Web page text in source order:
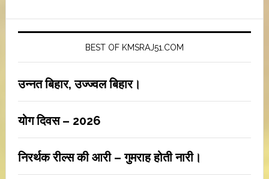
BEST OF KMSRAJ51.COM
उन्नत बिहार, उज्ज्वल बिहार।
योग दिवस – 2026
निरर्थक रील्स की आरी – गुमराह होती नारी।